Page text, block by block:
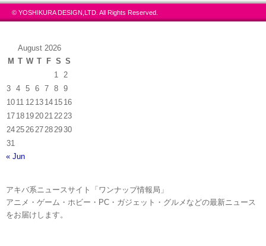
© YOSHIKURA DESIGN,LTD. All Rights Reserved.
August 2026
M T W T F S S
1
2
3
4 5 6 7 8
9
10 11 12 13 14 15 16
17 18 19 20 21 22 23
24 25 26 27 28 2930
31
« Jun
アキバ系ニュースサイト「ワンナップ情報局」
アニメ・ゲーム・ホビー・PC・ガジェット・グルメなどの最新ニュース
をお届けします。